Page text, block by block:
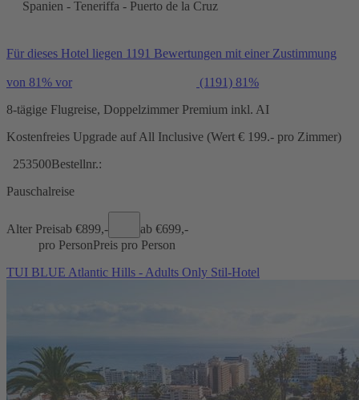
Spanien - Teneriffa - Puerto de la Cruz
Für dieses Hotel liegen 1191 Bewertungen mit einer Zustimmung
von 81% vor (1191) 81%
8-tägige Flugreise, Doppelzimmer Premium inkl. AI
Kostenfreies Upgrade auf All Inclusive (Wert € 199.- pro Zimmer)
253500Bestellnr.:
Pauschalreise
Alter Preisab €899,- ab €699,-
pro PersonPreis pro Person
TUI BLUE Atlantic Hills - Adults Only Stil-Hotel